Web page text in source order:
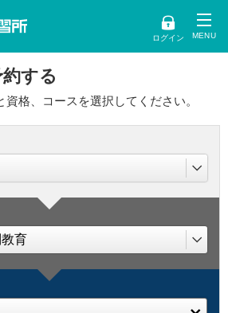
ログイン
する
格、コースを選択してください。